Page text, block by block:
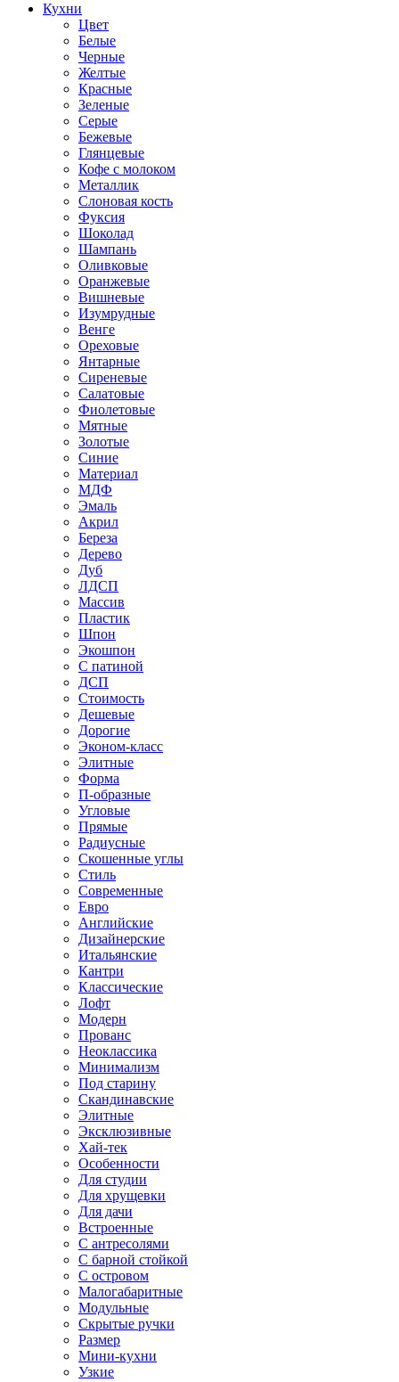
Кухни
Цвет
Белые
Черные
Желтые
Красные
Зеленые
Серые
Бежевые
Глянцевые
Кофе с молоком
Металлик
Слоновая кость
Фуксия
Шоколад
Шампань
Оливковые
Оранжевые
Вишневые
Изумрудные
Венге
Ореховые
Янтарные
Сиреневые
Салатовые
Фиолетовые
Мятные
Золотые
Синие
Материал
МДФ
Эмаль
Акрил
Береза
Дерево
Дуб
ЛДСП
Массив
Пластик
Шпон
Экошпон
С патиной
ДСП
Стоимость
Дешевые
Дорогие
Эконом-класс
Элитные
Форма
П-образные
Угловые
Прямые
Радиусные
Скошенные углы
Стиль
Современные
Евро
Английские
Дизайнерские
Итальянские
Кантри
Классические
Лофт
Модерн
Прованс
Неоклассика
Минимализм
Под старину
Скандинавские
Элитные
Эксклюзивные
Хай-тек
Особенности
Для студии
Для хрущевки
Для дачи
Встроенные
С антресолями
С барной стойкой
С островом
Малогабаритные
Модульные
Скрытые ручки
Размер
Мини-кухни
Узкие